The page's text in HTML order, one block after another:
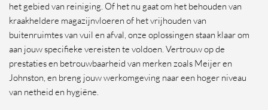
het gebied van reiniging. Of het nu gaat om het behouden van
kraakheldere magazijnvloeren of het vrijhouden van
buitenruimtes van vuil en afval, onze oplossingen staan klaar om
aan jouw specifieke vereisten te voldoen. Vertrouw op de
prestaties en betrouwbaarheid van merken zoals Meijer en
Johnston, en breng jouw werkomgeving naar een hoger niveau
van netheid en hygiëne.